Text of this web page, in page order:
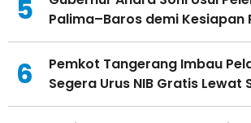
5
Palima–Baros demi Kesiapan
6
Pemkot Tangerang Imbau
Segera Urus NIB Gratis Lewat